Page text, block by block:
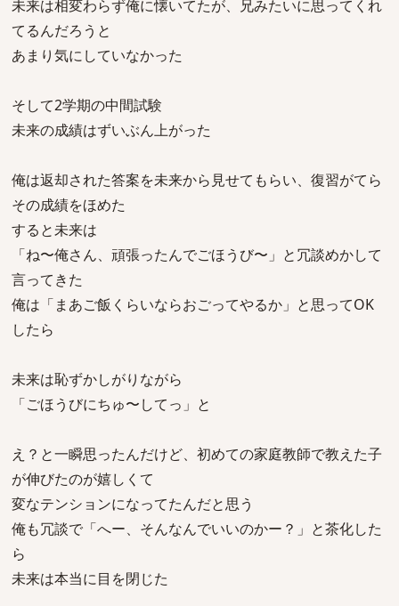
未来は相変わらず俺に懐いてたが、兄みたいに思ってくれ
てるんだろうと
あまり気にしていなかった
そして2学期の中間試験
未来の成績はずいぶん上がった
俺は返却された答案を未来から見せてもらい、復習がてら
その成績をほめた
すると未来は
「ね〜俺さん、頑張ったんでごほうび〜」と冗談めかして
言ってきた
俺は「まあご飯くらいならおごってやるか」と思ってOK
したら
未来は恥ずかしがりながら
「ごほうびにちゅ〜してっ」と
え？と一瞬思ったんだけど、初めての家庭教師で教えた子
が伸びたのが嬉しくて
変なテンションになってたんだと思う
俺も冗談で「へー、そんなんでいいのかー？」と茶化した
ら
未来は本当に目を閉じた